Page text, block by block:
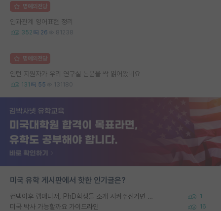
명예의전당
인과관계 영어표현 정리
352 26 81238
명예의전당
인턴 지원자가 우리 연구실 논문을 싹 읽어왔네요
131 55 131180
미국 유학 게시판에서 핫한 인기글은?
컨택이후 랩매니저, PhD학생들 소개 시켜주신거면 거의 컨펌에 가깝나요? 1
미국 박사 가능할까요 가이드라인 16